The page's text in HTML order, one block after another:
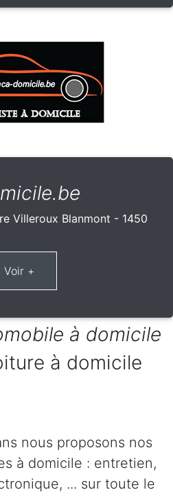
Villeroux Blanmont - 1450
à domicile
à domicile
nous proposons nos
à domicile : entretien,
... sur toute le